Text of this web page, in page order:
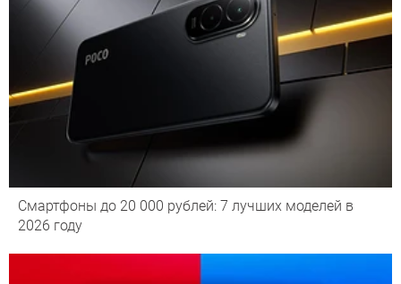
Смартфоны до 20 000 рублей: 7 лучших моделей в
2026 году